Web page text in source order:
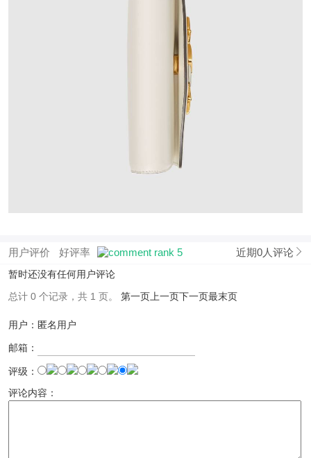
用户评价 好评率 近期0人评论
暂时还没有任何用户评论
总计 0 个记录，共 1 页。 第一页 上一页下一页最末页
用户：匿名用户
邮箱：
评级：
评论内容：